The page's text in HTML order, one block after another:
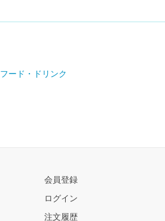
フード・ドリンク
会員登録
ログイン
注文履歴